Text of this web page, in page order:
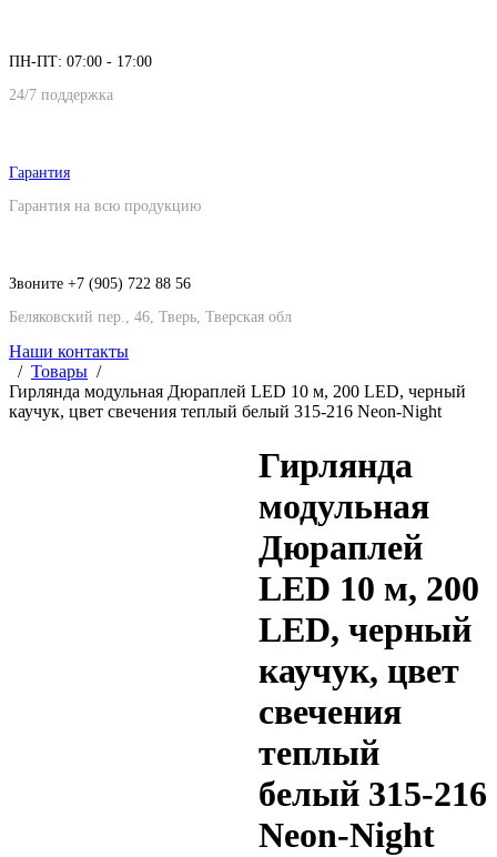
ПН-ПТ: 07:00 - 17:00
24/7 поддержка
Гарантия
Гарантия на всю продукцию
Звоните +7 (905) 722 88 56
Беляковский пер., 46, Тверь, Тверская обл
Наши контакты
Товары
Гирлянда модульная Дюраплей LED 10 м, 200 LED, черный
каучук, цвет свечения теплый белый 315-216 Neon-Night
Гирлянда
модульная
Дюраплей
LED 10 м, 200
LED, черный
каучук, цвет
свечения
теплый
белый 315-216
Neon-Night